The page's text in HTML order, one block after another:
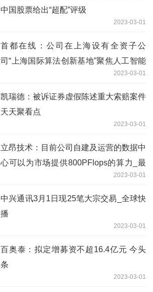
中国股票给出“超配”评级
2023-03-01
首都在线：公司在上海设有全资子公
司“上海国际算法创新基地”聚焦人工智能
2023-03-01
凯瑞德：被诉证券虚假陈述重大索赔案件
天天聚看点
2023-03-01
立昂技术：目前公司自建及运营的数据中
心可以为市场提供800PFlops的算力_最
2023-03-01
中兴通讯3月1日现25笔大宗交易_全球快
播
2023-03-01
百奥泰：拟定增募资不超16.4亿元 今头
条
2023-03-01